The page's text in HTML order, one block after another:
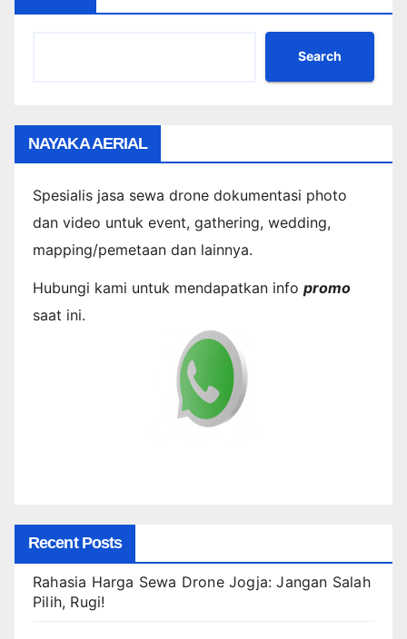
Search
NAYAKA AERIAL
Spesialis jasa sewa drone dokumentasi photo
dan video untuk event, gathering, wedding,
mapping/pemetaan dan lainnya.
Hubungi kami untuk mendapatkan info promo
saat ini.
Recent Posts
Rahasia Harga Sewa Drone Jogja: Jangan Salah
Pilih, Rugi!